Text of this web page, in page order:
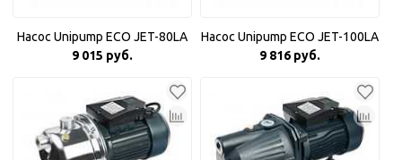
Насос Unipump ECO JET-80LA
9 015 руб.
Насос Unipump ECO JET-100LA
9 816 руб.